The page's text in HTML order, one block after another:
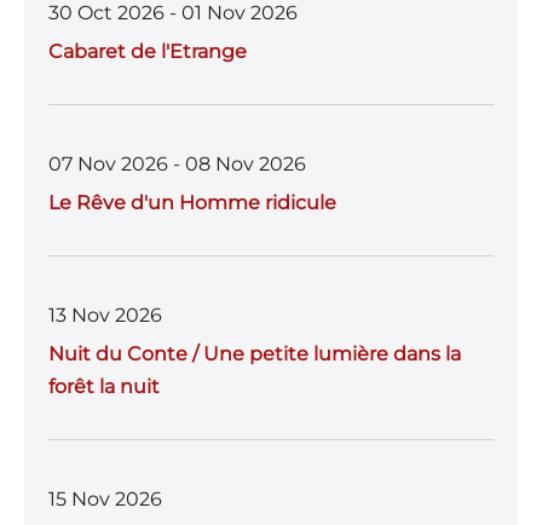
30 Oct 2026 - 01 Nov 2026
Cabaret de l'Etrange
07 Nov 2026 - 08 Nov 2026
Le Rêve d'un Homme ridicule
13 Nov 2026
Nuit du Conte / Une petite lumière dans la
forêt la nuit
15 Nov 2026